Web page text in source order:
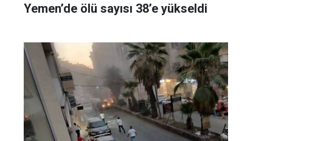
Yemen’de ölü sayısı 38’e yükseldi